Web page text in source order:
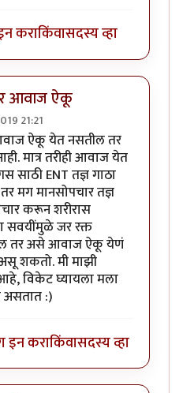
कराकिंवासदस्य व्हा
आवाज ऐकू
21:21
सुरू राहतो. पणbyतमराज
ऐकू येत नसतील तर
मात्र तरीही आवाज येत
साठी ENT तज्ञ गाठा
मग मानसोपचार तज्ञ
करून शरीरास
सवयींमुळे जर रक्त
तर असे आवाज ऐकू येणं
असू शकतो. मी माझी
आहे, विकेट घ्यायला मला
:)
इन कराकिंवासदस्य व्हा